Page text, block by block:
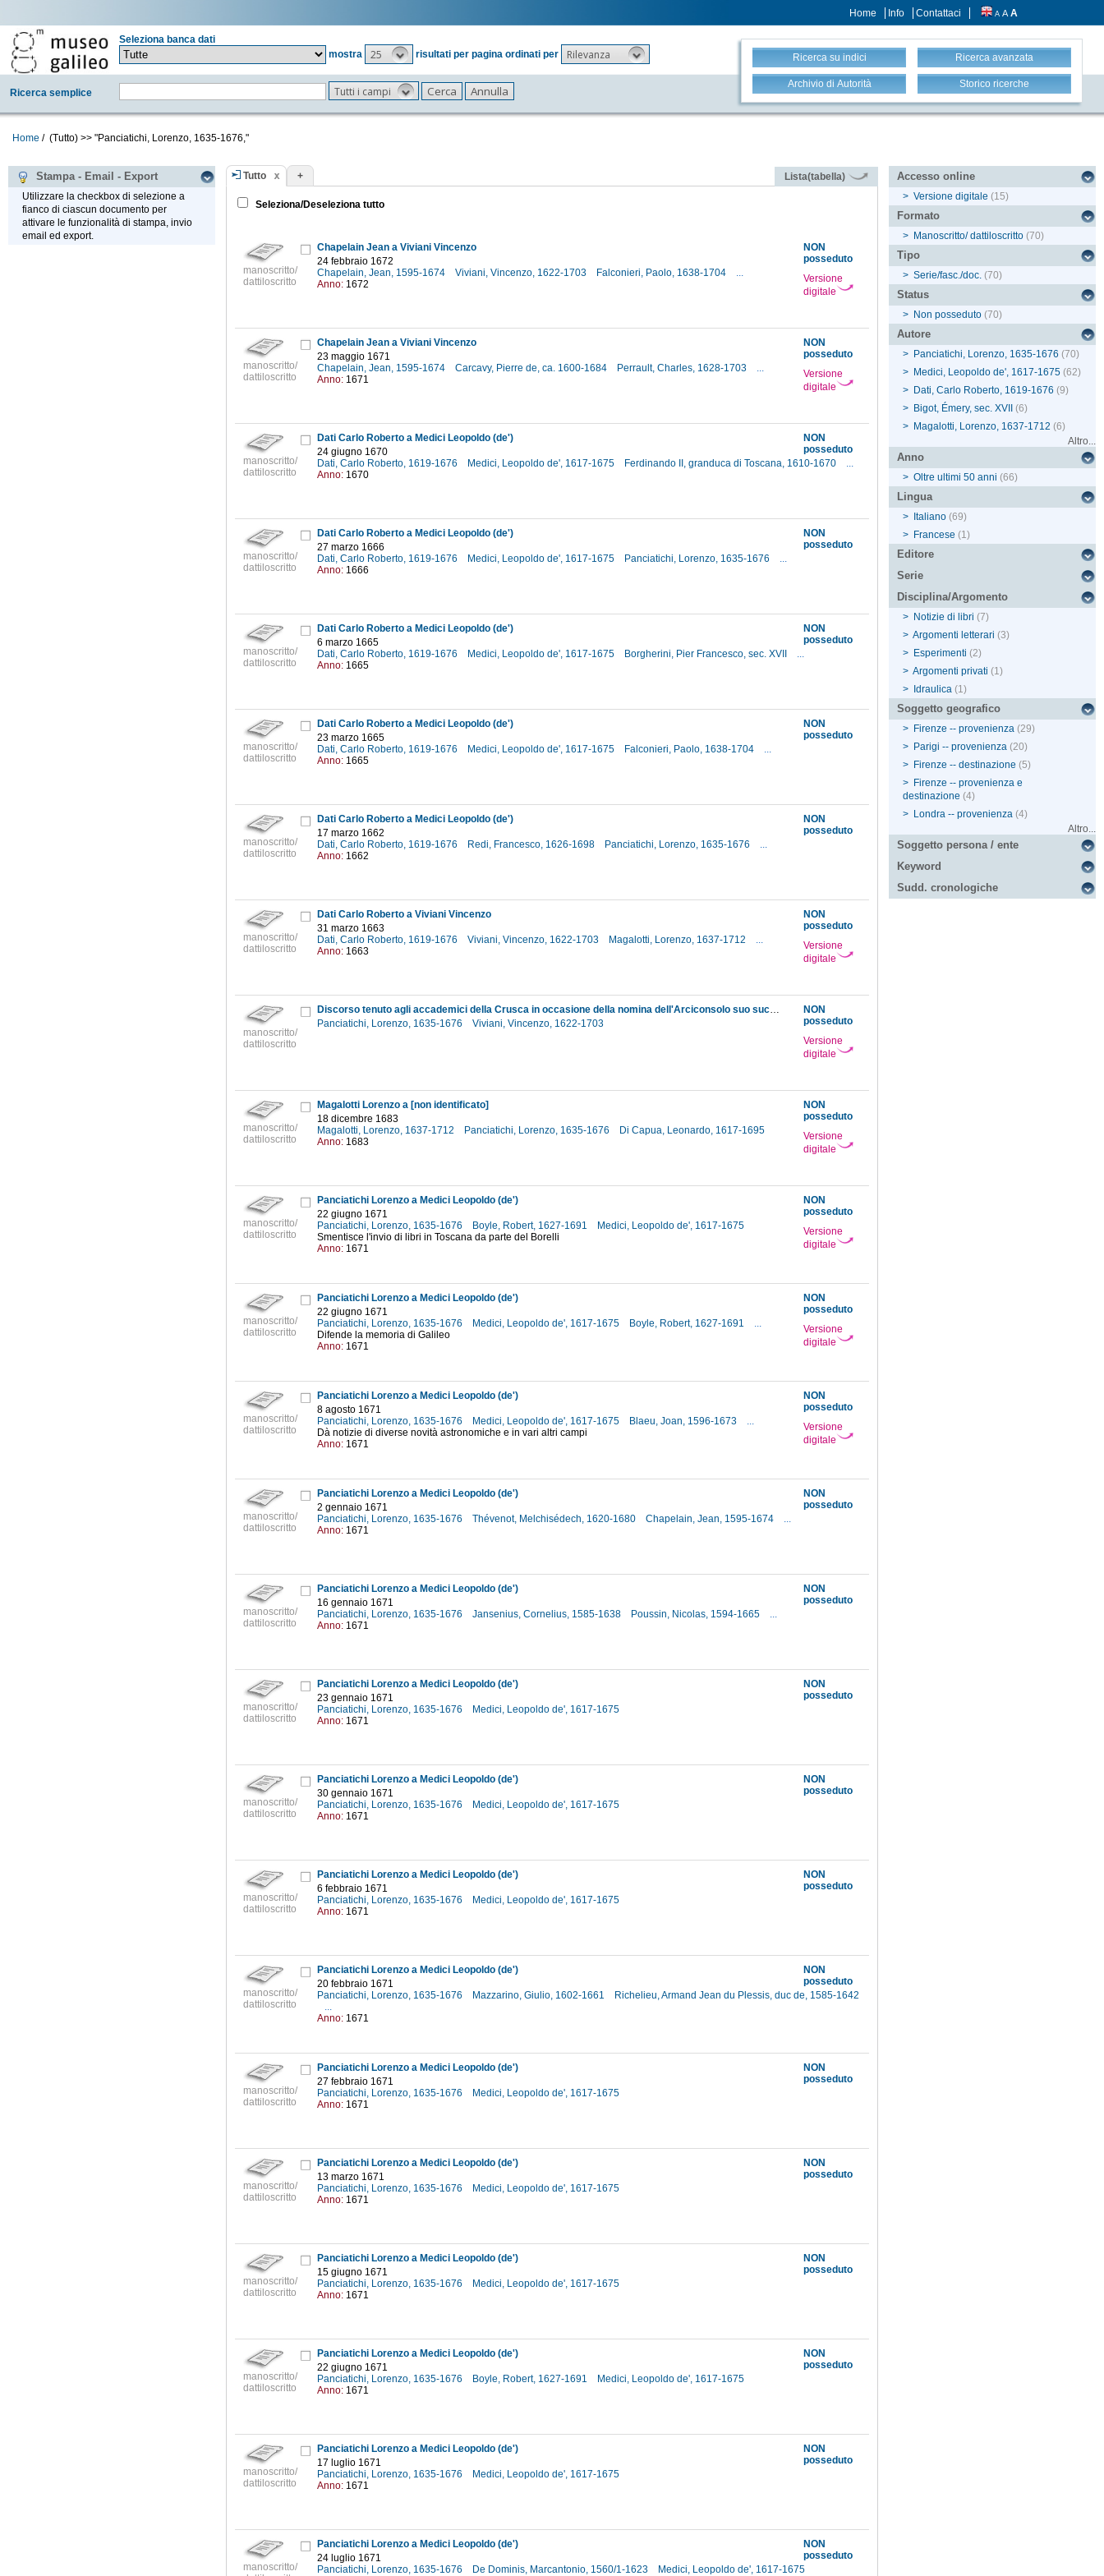
Home Info Contattaci A A A
Seleziona banca dati
mostra
25 risultati per pagina ordinati per Rilevanza
Ricerca semplice Tutti i campi
Ricerca su indici Ricerca avanzata
Archivio di Autorità Storico ricerche
Home / (Tutto) >> "Panciatichi, Lorenzo, 1635-1676,"
Stampa - Email - Export
Utilizzare la checkbox di selezione a
fianco di ciascun documento per
attivare le funzionalità di stampa, invio
email ed export.
Tutto + Lista(tabella)
Seleziona/Deseleziona tutto
manoscritto/
dattiloscritto
NON
posseduto
Versione
digitale
Chapelain Jean a Viviani Vincenzo
24 febbraio 1672
Chapelain, Jean, 1595-1674
Viviani, Vincenzo, 1622-1703 Falconieri, Paolo, 1638-1704
...
Anno: 1672
manoscritto/
dattiloscritto
NON
posseduto
Versione
digitale
Chapelain Jean a Viviani Vincenzo
23 maggio 1671
Chapelain, Jean, 1595-1674
Carcavy, Pierre de, ca. 1600-1684 Perrault, Charles, 1628-1703
...
Anno: 1671
manoscritto/
dattiloscritto
NON
posseduto
Dati Carlo Roberto a Medici Leopoldo (de')
24 giugno 1670
Dati, Carlo Roberto, 1619-1676
Medici, Leopoldo de', 1617-1675 Ferdinando II, granduca di Toscana, 1610-1670
...
Anno: 1670
manoscritto/
dattiloscritto
NON
posseduto
Dati Carlo Roberto a Medici Leopoldo (de')
27 marzo 1666
Dati, Carlo Roberto, 1619-1676
Medici, Leopoldo de', 1617-1675 Panciatichi, Lorenzo, 1635-1676
...
Anno: 1666
manoscritto/
dattiloscritto
NON
posseduto
Dati Carlo Roberto a Medici Leopoldo (de')
6 marzo 1665
Dati, Carlo Roberto, 1619-1676
Medici, Leopoldo de', 1617-1675 Borgherini, Pier Francesco, sec. XVII
...
Anno: 1665
manoscritto/
dattiloscritto
NON
posseduto
Dati Carlo Roberto a Medici Leopoldo (de')
23 marzo 1665
Dati, Carlo Roberto, 1619-1676
Medici, Leopoldo de', 1617-1675 Falconieri, Paolo, 1638-1704
...
Anno: 1665
manoscritto/
dattiloscritto
NON
posseduto
Dati Carlo Roberto a Medici Leopoldo (de')
17 marzo 1662
Dati, Carlo Roberto, 1619-1676
Redi, Francesco, 1626-1698 Panciatichi, Lorenzo, 1635-1676
...
Anno: 1662
manoscritto/
dattiloscritto
NON
posseduto
Versione
digitale
Dati Carlo Roberto a Viviani Vincenzo
31 marzo 1663
Dati, Carlo Roberto, 1619-1676
Viviani, Vincenzo, 1622-1703 Magalotti, Lorenzo, 1637-1712
...
Anno: 1663
manoscritto/
dattiloscritto
NON
posseduto
Versione
digitale
Discorso tenuto agli accademici della Crusca in occasione della nomina dell'Arciconsolo suo successore
Panciatichi, Lorenzo, 1635-1676
Viviani, Vincenzo, 1622-1703
manoscritto/
dattiloscritto
NON
posseduto
Versione
digitale
Magalotti Lorenzo a [non identificato]
18 dicembre 1683
Magalotti, Lorenzo, 1637-1712
Panciatichi, Lorenzo, 1635-1676
Di Capua, Leonardo, 1617-1695
Anno: 1683
manoscritto/
dattiloscritto
NON
posseduto
Versione
digitale
Panciatichi Lorenzo a Medici Leopoldo (de')
22 giugno 1671
Panciatichi, Lorenzo, 1635-1676
Boyle, Robert, 1627-1691
Medici, Leopoldo de', 1617-1675
Smentisce l'invio di libri in Toscana da parte del Borelli
Anno: 1671
manoscritto/
dattiloscritto
NON
posseduto
Versione
digitale
Panciatichi Lorenzo a Medici Leopoldo (de')
22 giugno 1671
Panciatichi, Lorenzo, 1635-1676
Medici, Leopoldo de', 1617-1675 Boyle, Robert, 1627-1691
...
Difende la memoria di Galileo
Anno: 1671
manoscritto/
dattiloscritto
NON
posseduto
Versione
digitale
Panciatichi Lorenzo a Medici Leopoldo (de')
8 agosto 1671
Panciatichi, Lorenzo, 1635-1676
Medici, Leopoldo de', 1617-1675 Blaeu, Joan, 1596-1673
...
Dà notizie di diverse novità astronomiche e in vari altri campi
Anno: 1671
manoscritto/
dattiloscritto
NON
posseduto
Panciatichi Lorenzo a Medici Leopoldo (de')
2 gennaio 1671
Panciatichi, Lorenzo, 1635-1676
Thévenot, Melchisédech, 1620-1680 Chapelain, Jean, 1595-1674
...
Anno: 1671
manoscritto/
dattiloscritto
NON
posseduto
Panciatichi Lorenzo a Medici Leopoldo (de')
16 gennaio 1671
Panciatichi, Lorenzo, 1635-1676
Jansenius, Cornelius, 1585-1638 Poussin, Nicolas, 1594-1665
...
Anno: 1671
manoscritto/
dattiloscritto
NON
posseduto
Panciatichi Lorenzo a Medici Leopoldo (de')
23 gennaio 1671
Panciatichi, Lorenzo, 1635-1676
Medici, Leopoldo de', 1617-1675
Anno: 1671
manoscritto/
dattiloscritto
NON
posseduto
Panciatichi Lorenzo a Medici Leopoldo (de')
30 gennaio 1671
Panciatichi, Lorenzo, 1635-1676
Medici, Leopoldo de', 1617-1675
Anno: 1671
manoscritto/
dattiloscritto
NON
posseduto
Panciatichi Lorenzo a Medici Leopoldo (de')
6 febbraio 1671
Panciatichi, Lorenzo, 1635-1676
Medici, Leopoldo de', 1617-1675
Anno: 1671
manoscritto/
dattiloscritto
NON
posseduto
Panciatichi Lorenzo a Medici Leopoldo (de')
20 febbraio 1671
Panciatichi, Lorenzo, 1635-1676
Mazzarino, Giulio, 1602-1661
Richelieu, Armand Jean du Plessis, duc de, 1585-1642
...
Anno: 1671
manoscritto/
dattiloscritto
NON
posseduto
Panciatichi Lorenzo a Medici Leopoldo (de')
27 febbraio 1671
Panciatichi, Lorenzo, 1635-1676
Medici, Leopoldo de', 1617-1675
Anno: 1671
manoscritto/
dattiloscritto
NON
posseduto
Panciatichi Lorenzo a Medici Leopoldo (de')
13 marzo 1671
Panciatichi, Lorenzo, 1635-1676
Medici, Leopoldo de', 1617-1675
Anno: 1671
manoscritto/
dattiloscritto
NON
posseduto
Panciatichi Lorenzo a Medici Leopoldo (de')
15 giugno 1671
Panciatichi, Lorenzo, 1635-1676
Medici, Leopoldo de', 1617-1675
Anno: 1671
manoscritto/
dattiloscritto
NON
posseduto
Panciatichi Lorenzo a Medici Leopoldo (de')
22 giugno 1671
Panciatichi, Lorenzo, 1635-1676
Boyle, Robert, 1627-1691
Medici, Leopoldo de', 1617-1675
Anno: 1671
manoscritto/
dattiloscritto
NON
posseduto
Panciatichi Lorenzo a Medici Leopoldo (de')
17 luglio 1671
Panciatichi, Lorenzo, 1635-1676
Medici, Leopoldo de', 1617-1675
Anno: 1671
manoscritto/
NON
posseduto
Panciatichi Lorenzo a Medici Leopoldo (de')
24 luglio 1671
Panciatichi, Lorenzo, 1635-1676
De Dominis, Marcantonio, 1560/1-1623
Medici, Leopoldo de', 1617-1675
Accesso online
> Versione digitale (15)
Formato
> Manoscritto/ dattiloscritto (70)
Tipo
> Serie/fasc./doc. (70)
Status
> Non posseduto (70)
Autore
> Panciatichi, Lorenzo, 1635-1676 (70)
> Medici, Leopoldo de', 1617-1675 (62)
> Dati, Carlo Roberto, 1619-1676 (9)
> Bigot, Émery, sec. XVII
(6)
> Magalotti, Lorenzo, 1637-1712 (6)
Altro...
Anno
> Oltre ultimi 50 anni (66)
Lingua
> Italiano (69)
> Francese (1)
Editore
Serie
Disciplina/Argomento
> Notizie di libri (7)
> Argomenti letterari (3)
> Esperimenti (2)
> Argomenti privati (1)
>
Idraulica (1)
Soggetto geografico
> Firenze -- provenienza (29)
> Parigi -- provenienza (20)
> Firenze -- destinazione (5)
> Firenze -- provenienza e
destinazione (4)
> Londra -- provenienza (4)
Altro...
Soggetto persona / ente
Keyword
Sudd. cronologiche